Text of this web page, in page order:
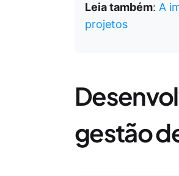
Leia também: A
projetos
gestão